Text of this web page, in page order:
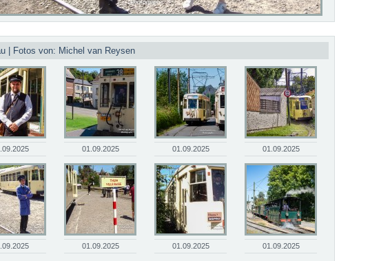
| Fotos von: Michel van Reysen
01.09.2025 01.09.2025 01.09.2025
01.09.2025 01.09.2025 01.09.2025